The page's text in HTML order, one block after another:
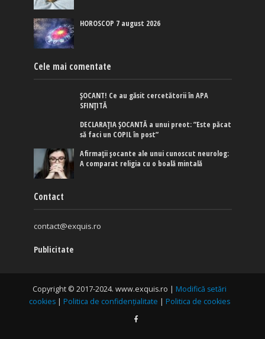
HOROSCOP 7 august 2026
Cele mai comentate
ȘOCANT! Ce au găsit cercetătorii în APA
SFINȚITĂ
DECLARAȚIA ȘOCANTĂ a unui preot: ”Este păcat
să faci un COPIL în post”
Afirmaţii şocante ale unui cunoscut neurolog:
A comparat religia cu o boală mintală
Contact
contact@exquis.ro
Publicitate
Copyright © 2017-2024. www.exquis.ro | Modifică setări
cookies | Politica de confidențialitate | Politica de cookies